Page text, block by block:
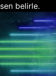
belirle.